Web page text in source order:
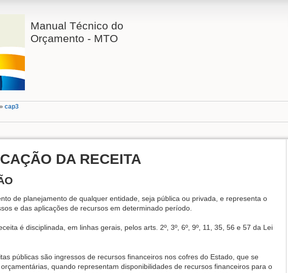
Manual Técnico do
Orçamento - MTO
»cap3
DA RECEITA
de planejamento de qualquer entidade, seja pública ou privada, e representa o
e das aplicações de recursos em determinado período.
é disciplinada, em linhas gerais, pelos arts. 2º, 3º, 6º, 9º, 11, 35, 56 e 57 da Lei
públicas são ingressos de recursos financeiros nos cofres do Estado, que se
quando representam disponibilidades de recursos financeiros para o